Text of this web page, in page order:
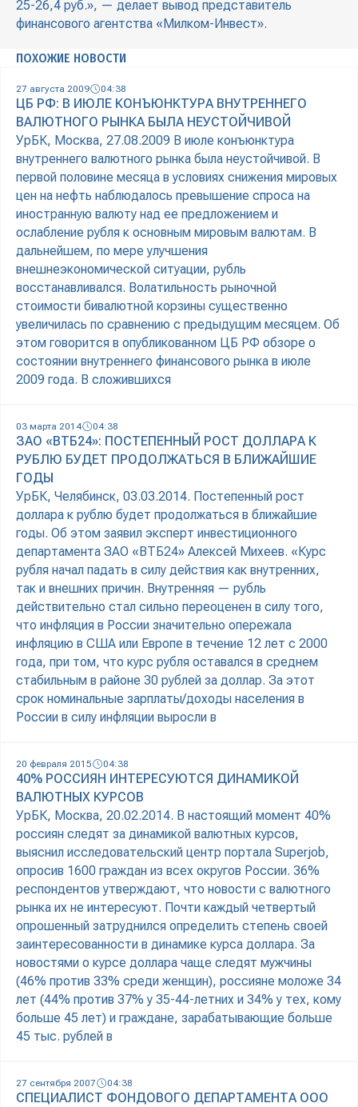
25-26,4 руб.», — делает вывод представитель
финансового агентства «Милком-Инвест».
ПОХОЖИЕ НОВОСТИ
27 августа 2009 04:38
ЦБ РФ: В ИЮЛЕ КОНЪЮНКТУРА ВНУТРЕННЕГО
ВАЛЮТНОГО РЫНКА БЫЛА НЕУСТОЙЧИВОЙ
УрБК, Москва, 27.08.2009 В июле конъюнктура
внутреннего валютного рынка была неустойчивой. В
первой половине месяца в условиях снижения мировых
цен на нефть наблюдалось превышение спроса на
иностранную валюту над ее предложением и
ослабление рубля к основным мировым валютам. В
дальнейшем, по мере улучшения
внешнеэкономической ситуации, рубль
восстанавливался. Волатильность рыночной
стоимости бивалютной корзины существенно
увеличилась по сравнению с предыдущим месяцем. Об
этом говорится в опубликованном ЦБ РФ обзоре о
состоянии внутреннего финансового рынка в июле
2009 года. В сложившихся
03 марта 2014 04:38
ЗАО «ВТБ24»: ПОСТЕПЕННЫЙ РОСТ ДОЛЛАРА К
РУБЛЮ БУДЕТ ПРОДОЛЖАТЬСЯ В БЛИЖАЙШИЕ
ГОДЫ
УрБК, Челябинск, 03.03.2014. Постепенный рост
доллара к рублю будет продолжаться в ближайшие
годы. Об этом заявил эксперт инвестиционного
департамента ЗАО «ВТБ24» Алексей Михеев. «Курс
рубля начал падать в силу действия как внутренних,
так и внешних причин. Внутренняя — рубль
действительно стал сильно переоценен в силу того,
что инфляция в России значительно опережала
инфляцию в США или Европе в течение 12 лет с 2000
года, при том, что курс рубля оставался в среднем
стабильным в районе 30 рублей за доллар. За этот
срок номинальные зарплаты/доходы населения в
России в силу инфляции выросли в
20 февраля 2015 04:38
40% РОССИЯН ИНТЕРЕСУЮТСЯ ДИНАМИКОЙ
ВАЛЮТНЫХ КУРСОВ
УрБК, Москва, 20.02.2014. В настоящий момент 40%
россиян следят за динамикой валютных курсов,
выяснил исследовательский центр портала Superjob,
опросив 1600 граждан из всех округов России. 36%
респондентов утверждают, что новости с валютного
рынка их не интересуют. Почти каждый четвертый
опрошенный затруднился определить степень своей
заинтересованности в динамике курса доллара. За
новостями о курсе доллара чаще следят мужчины
(46% против 33% среди женщин), россияне моложе 34
лет (44% против 37% у 35-44-летних и 34% у тех, кому
больше 45 лет) и граждане, зарабатывающие больше
45 тыс. рублей в
27 сентября 2007 04:38
СПЕЦИАЛИСТ ФОНДОВОГО ДЕПАРТАМЕНТА ООО